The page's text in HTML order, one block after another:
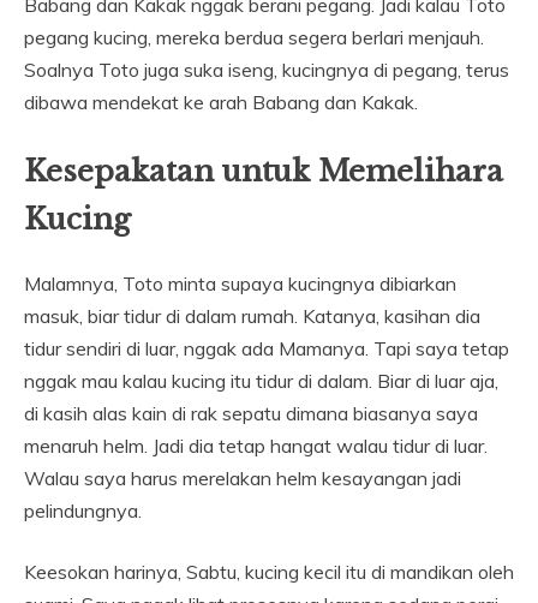
pegang kucing, mereka berdua segera berlari menjauh.
Soalnya Toto juga suka iseng, kucingnya di pegang, terus
dibawa mendekat ke arah Babang dan Kakak.
Kesepakatan untuk Memelihara
Kucing
Malamnya, Toto minta supaya kucingnya dibiarkan
masuk, biar tidur di dalam rumah. Katanya, kasihan dia
tidur sendiri di luar, nggak ada Mamanya. Tapi saya tetap
nggak mau kalau kucing itu tidur di dalam. Biar di luar aja,
di kasih alas kain di rak sepatu dimana biasanya saya
menaruh helm. Jadi dia tetap hangat walau tidur di luar.
Walau saya harus merelakan helm kesayangan jadi
pelindungnya.
Keesokan harinya, Sabtu, kucing kecil itu di mandikan oleh